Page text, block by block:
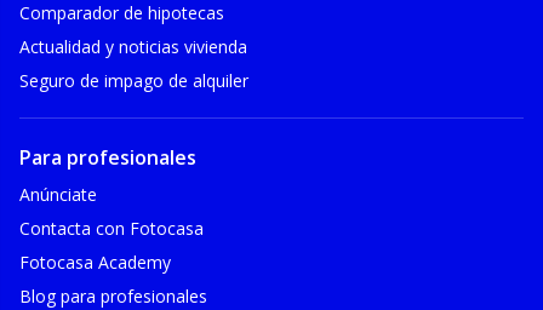
Comparador de hipotecas
Actualidad y noticias vivienda
Seguro de impago de alquiler
Para profesionales
Anúnciate
Contacta con Fotocasa
Fotocasa Academy
Blog para profesionales